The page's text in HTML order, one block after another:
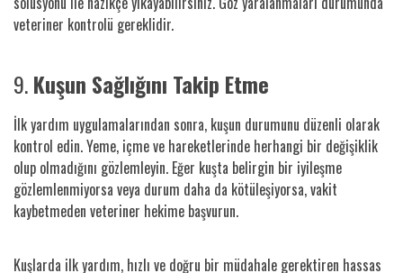
veteriner kontrolü gereklidir.
9.Kuşun Sağlığını Takip Etme
İlk yardım uygulamalarından sonra, kuşun durumunu düzenli olarak
kontrol edin. Yeme, içme ve hareketlerinde herhangi bir değişiklik
olup olmadığını gözlemleyin. Eğer kuşta belirgin bir iyileşme
gözlemlenmiyorsa veya durum daha da kötüleşiyorsa, vakit
kaybetmeden veteriner hekime başvurun.
Kuşlarda ilk yardım, hızlı ve doğru bir müdahale gerektiren hassas